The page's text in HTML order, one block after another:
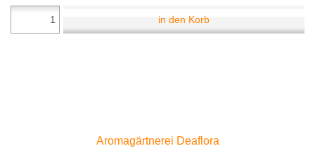
in den Korb
Aromagärtnerei Deaflora